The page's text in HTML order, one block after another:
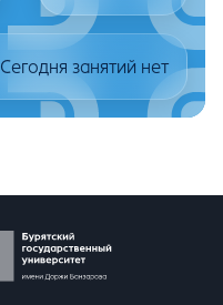
Сегодня занятий нет